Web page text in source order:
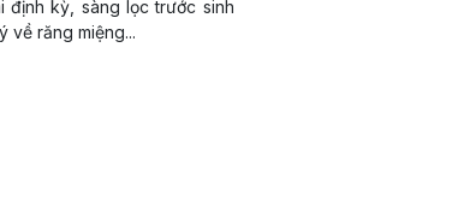
định kỳ, sàng lọc trước sinh
về răng miệng...